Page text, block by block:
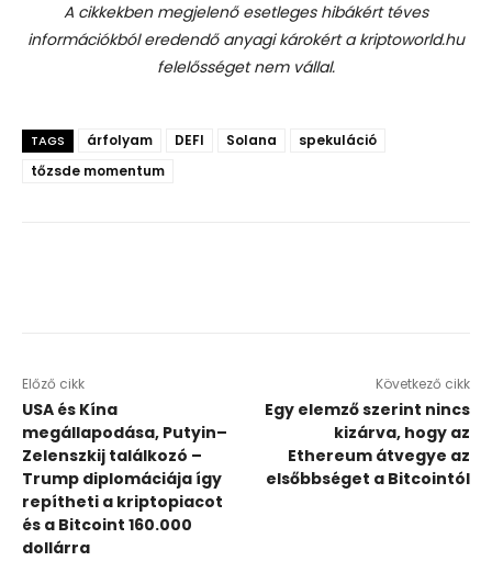
A cikkekben megjelenő esetleges hibákért téves
információkból eredendő anyagi károkért a kriptoworld.hu
felelősséget nem vállal.
TAGS árfolyam DEFI Solana
spekuláció
tőzsde momentum
Előző cikk
USA és Kína
megállapodása, Putyin–
Zelenszkij találkozó –
Trump diplomáciája így
repítheti a kriptopiacot
és a Bitcoint 160.000
dollárra
Következő cikk
Egy elemző szerint nincs
kizárva, hogy az
Ethereum átvegye az
elsőbbséget a Bitcointól